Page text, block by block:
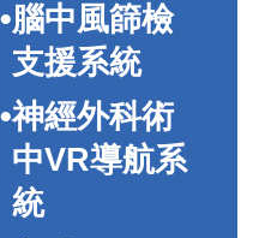
腦中風篩檢
支援系統
神經外科術
中VR導航系
統